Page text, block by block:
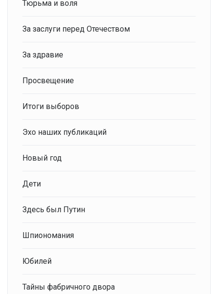
Тюрьма и воля
За заслуги перед Отечеством
За здравие
Просвещение
Итоги выборов
Эхо наших публикаций
Новый год
Дети
Здесь был Путин
Шпиономания
Юбилей
Тайны фабричного двора